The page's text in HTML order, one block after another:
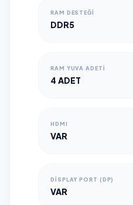
RAM DESTEĞI
DDR5
RAM YUVA ADETI
4 ADET
HDMI
VAR
DISPLAY PORT (DP)
VAR